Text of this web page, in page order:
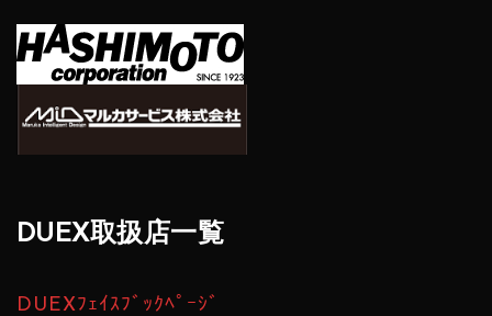
DUEX取扱店一覧
DUEXﾌｪｲｽﾌﾞｯｸﾍﾟｰｼﾞ